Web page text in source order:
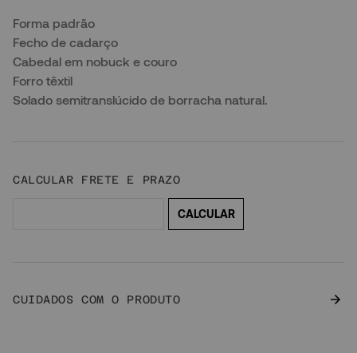
Forma padrão
Fecho de cadarço
Cabedal em nobuck e couro
Forro têxtil
Solado semitranslúcido de borracha natural.
CUIDADOS COM O PRODUTO